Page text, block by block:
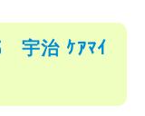
宇治 ｹｱﾏｲ